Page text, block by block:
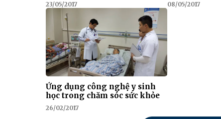
23/05/2017 08/05/2017
Ứng dụng công nghệ y sinh
học trong chăm sóc sức khỏe
26/02/2017